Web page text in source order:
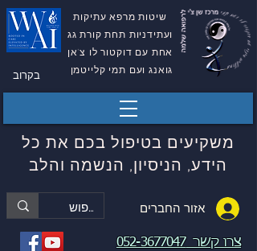
שיטות מרפא עתיקות
ועתידניות תחת קורת גג
אחת עם דוקטור לו צ'אן
גואנג ועם תמי קלייטמן
בקרוב
משקיעים בטיפול בכם את כל
הידע, הניסיון, הנשמה והלב
אזור החברים
צרו קשר052-3677047